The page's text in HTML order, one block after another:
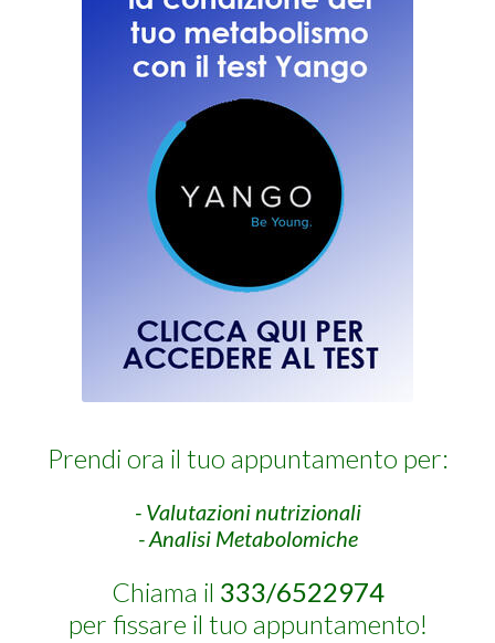
Prendi ora il tuo appuntamento per:
- Valutazioni nutrizionali
- Analisi Metabolomiche
Chiama il 333/6522974
per fissare il tuo appuntamento!